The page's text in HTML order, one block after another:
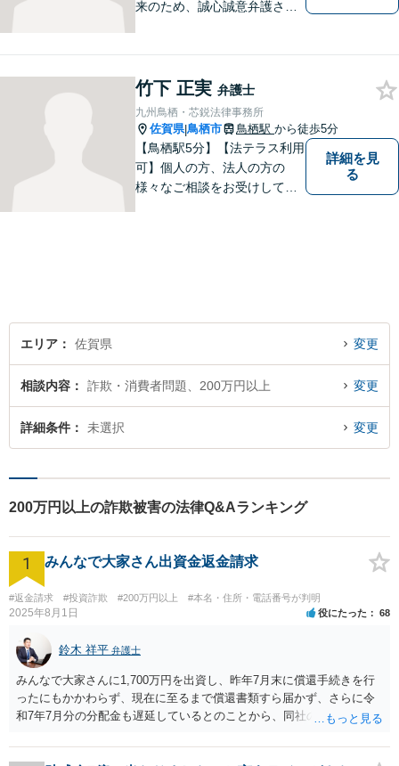
来のため、誠心誠意弁護させ
相続など、幅広い困りごとに
対応可能！【完全個室で対
応】
竹下 正実 弁護士
九州鳥栖・芯鋭法律事務所
佐賀県|鳥栖市 鳥栖駅 から徒歩5分
【鳥栖駅5分】【法テラス利用
可】個人の方、法人の方の
様々なご相談をお受けしてお
可】
詳細を見
る
エリア 佐賀県 変更
相談内容 詐欺・消費者問題、200万円以上 変更
詳細条件 未選択 変更
200万円以上の詐欺被害の法律Q&Aランキング
1 みんなで大家さん出資金返金請求
#返金請求 #投資詐欺 #200万円以上 #本名・住所・電話番号が判明
2025年8月1日 役にたった 68
鈴木 祥平 弁護士
みんなで大家さんに1,700万円を出資し、昨年7月末に償還手続きを行
ったにもかかわらず、現在に至るまで償還書類すら届かず、さらに令
和7年7月分の分配金も遅延しているとのことから、同社の資金繰りは
のような状況では、放置すれば債権回収が困難となるおそれがあり、